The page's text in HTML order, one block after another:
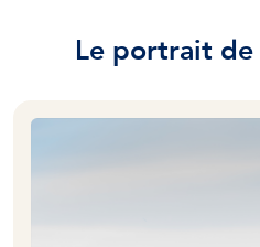
Le portrait de